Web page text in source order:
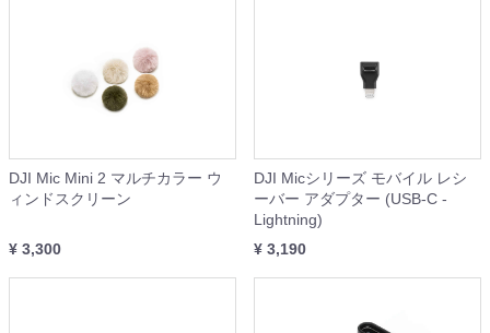
DJI Mic Mini 2 マルチカラー ウ
ィンドスクリーン
¥ 3,300
DJI Micシリーズ モバイル レシ
ーバー アダプター (USB-C -
Lightning)
¥ 3,190